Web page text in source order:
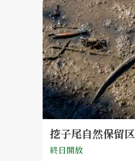
挖子尾自然保留区
終日開放